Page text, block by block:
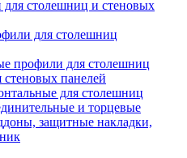
для столешниц и стеновых
для столешниц
профили для столешниц
панелей
для столешниц
и торцевые
защитные накладки,